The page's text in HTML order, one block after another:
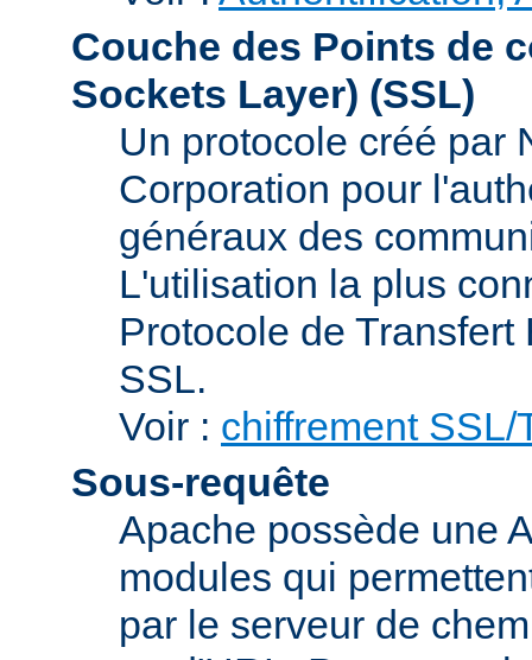
Couche des Points de
Sockets Layer) (SSL)
Un protocole créé par
Corporation pour
généraux des
L'utilisation la plus
Protocole de
SSL.
Voir : chiffrement SSL/
Sous-requête
Apache possède une
modules qui
par le serveur de